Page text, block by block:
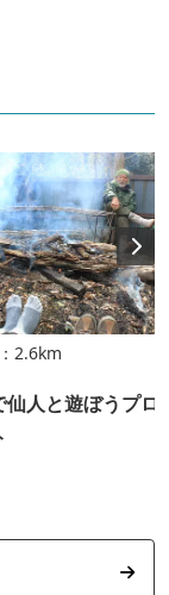
2.6km
仙人と遊ぼうプロ